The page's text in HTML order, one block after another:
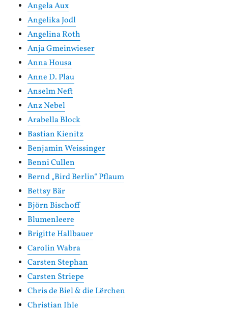
Angela Aux
Angelika Jodl
Angelina Roth
Anja Gmeinwieser
Anna Housa
Anne D. Plau
Anselm Neft
Anz Nebel
Arabella Block
Bastian Kienitz
Benjamin Weissinger
Benni Cullen
Bernd „Bird Berlin“ Pflaum
Bettsy Bär
Björn Bischoff
Blumenleere
Brigitte Hallbauer
Carolin Wabra
Carsten Stephan
Carsten Striepe
Chris de Biel & die Lërchen
Christian Ihle